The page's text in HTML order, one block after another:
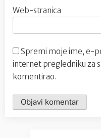
Web-stranica
Spremi moje ime, e-
internet pregledniku za
komentirao.